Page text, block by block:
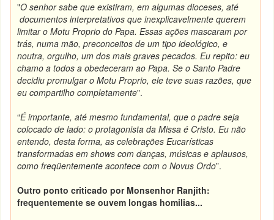
"O senhor sabe que existiram, em algumas dioceses, até
documentos interpretativos que inexplicavelmente querem
limitar o Motu Proprio do Papa. Essas ações mascaram por
trás, numa mão, preconceitos de um tipo ideológico, e
noutra, orgulho, um dos mais graves pecados. Eu repito: eu
chamo a todos a obedeceram ao Papa. Se o Santo Padre
decidiu promulgar o Motu Proprio, ele teve suas razões, que
eu compartilho completamente".
“É importante, até mesmo fundamental, que o padre seja
colocado de lado: o protagonista da Missa é Cristo. Eu não
entendo, desta forma, as celebrações Eucarísticas
transformadas em shows com danças, músicas e aplausos,
como freqüentemente acontece com o Novus Ordo”.
Outro ponto criticado por Monsenhor Ranjith:
frequentemente se ouvem longas homilias...